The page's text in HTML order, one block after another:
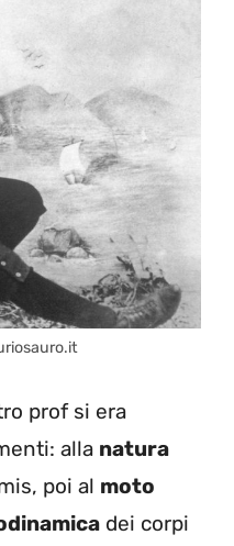
prof si era
alla natura
poi al moto
dei corpi